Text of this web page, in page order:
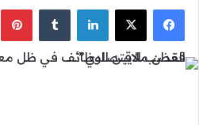
فيسبوك
‫X لينكدإن